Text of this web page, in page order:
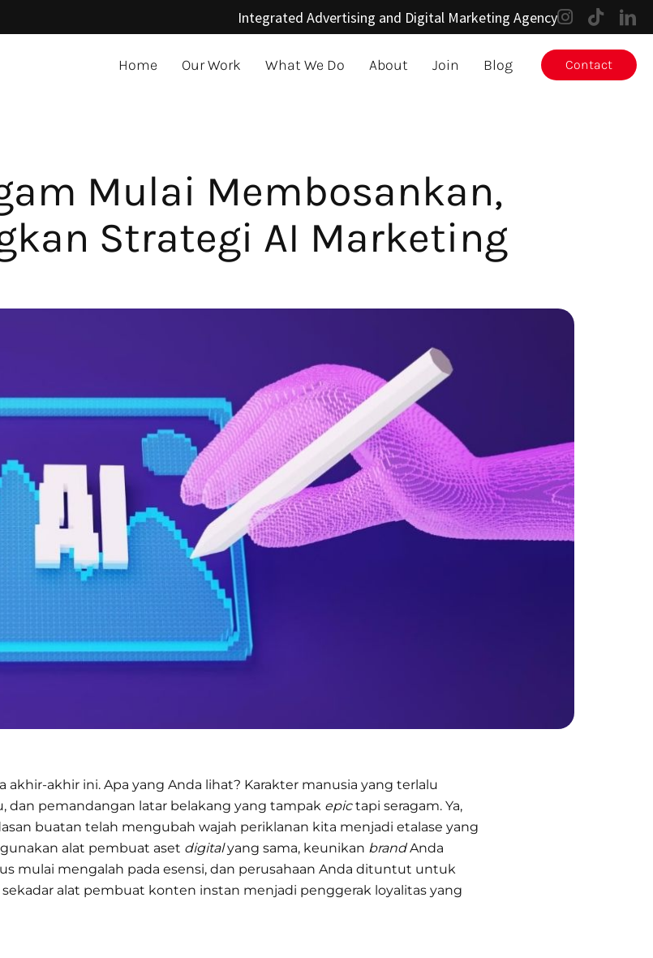
Integrated Advertising and Digital Marketing Agency
Home Our Work What We Do About Join Blog Contact
Mulai Membosankan,
Strategi AI Marketing
akhir-akhir ini. Apa yang Anda lihat? Karakter manusia yang terlalu
dan pemandangan latar belakang yang tampak epictapi seragam. Ya,
buatan telah mengubah wajah periklanan kita menjadi etalase yang
alat pembuat aset digitalyang sama, keunikan brandAnda
mulai mengalah pada esensi, dan perusahaan Anda dituntut untuk
alat pembuat konten instan menjadi penggerak loyalitas yang